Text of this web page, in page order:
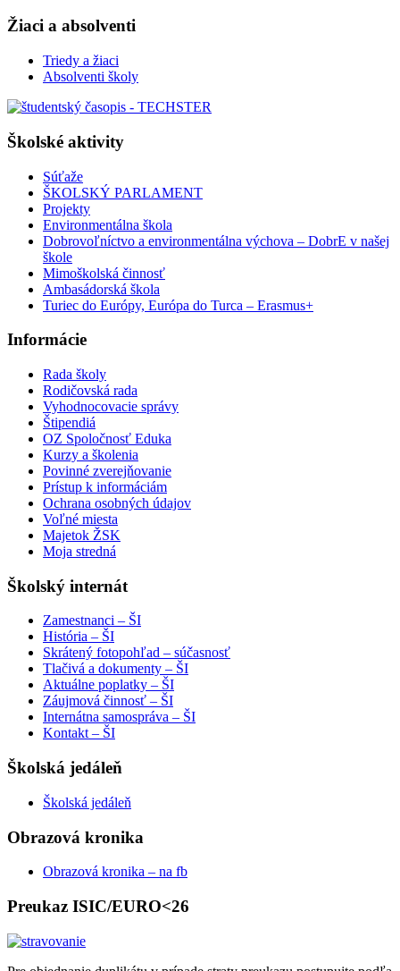
Žiaci a absolventi
Triedy a žiaci
Absolventi školy
Školské aktivity
Súťaže
ŠKOLSKÝ PARLAMENT
Projekty
Environmentálna škola
Dobrovoľníctvo a environmentálna výchova – DobrE v našej
škole
Mimoškolská činnosť
Ambasádorská škola
Turiec do Európy, Európa do Turca – Erasmus+
Informácie
Rada školy
Rodičovská rada
Vyhodnocovacie správy
Štipendiá
OZ Spoločnosť Eduka
Kurzy a školenia
Povinné zverejňovanie
Prístup k informáciám
Ochrana osobných údajov
Voľné miesta
Majetok ŽSK
Moja stredná
Školský internát
Zamestnanci – ŠI
História – ŠI
Skrátený fotopohľad – súčasnosť
Tlačivá a dokumenty – ŠI
Aktuálne poplatky – ŠI
Záujmová činnosť – ŠI
Internátna samospráva – ŠI
Kontakt – ŠI
Školská jedáleň
Školská jedáleň
Obrazová kronika
Obrazová kronika – na fb
Preukaz ISIC/EURO<26